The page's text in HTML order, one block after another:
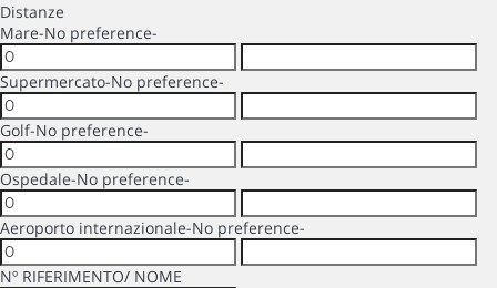
Distanze
Mare-No preference-
Supermercato-No preference-
Golf-No preference-
Ospedale-No preference-
Aeroporto internazionale-No preference-
Nº RIFERIMENTO/ NOME